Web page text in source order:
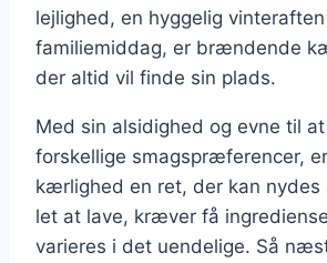
lejlighed, en hyggelig
familiemiddag, er brændende
der altid vil finde sin plads.
Med sin alsidighed og evne til
forskellige smagspræferencer,
kærlighed en ret, der kan nydes
let at lave, kræver få
varieres i det uendelige. Så